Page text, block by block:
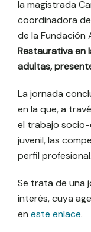
la magistrada
coordinadora
de la Fundación
Restaurativa en
adultas,
La jornada
en la que, a
el trabajo
juvenil, las
perfil profesional.
Se trata de una
interés, cuya
en este enlace.